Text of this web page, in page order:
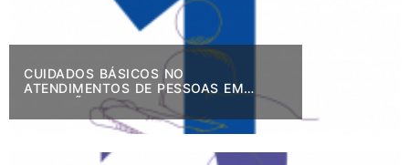
CUIDADOS BÁSICOS NO
ATENDIMENTOS DE PESSOAS EM
SITUAÇÃO DE VULNERABILIDADE